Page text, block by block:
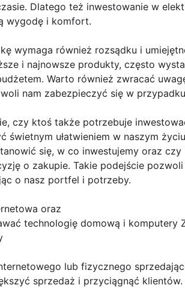
Dlatego też inwestowanie w
wygodę i komfort.
wymaga również rozsądku i
i najnowsze produkty, często
Warto również zwracać
nam zabezpieczyć się w
czy ktoś także potrzebuje
świetnym ułatwieniem w naszym
się, w co inwestujemy oraz
o zakupie. Takie podejście
o nasz portfel i potrzeby.
oraz
technologię domową i komputery
lub fizycznego
sprzedaż i przyciągnąć